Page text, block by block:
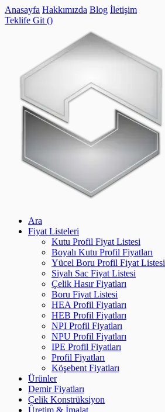
Anasayfa Hakkımızda Blog İletişim
Teklife Git ()
Ara
Fiyat Listeleri
Kutu Profil Fiyat Listesi
Boyalı Kutu Profil Fiyatları
Yücel Boru Profil Fiyat Listesi
Siyah Sac Fiyat Listesi
Çelik Hasır Fiyatları
Boru Fiyat Listesi
HEA Profil Fiyatları
HEB Profil Fiyatları
NPI Profil Fiyatları
NPU Profil Fiyatları
IPE Profil Fiyatları
Profil Fiyatları
Köşebent Fiyatları
Ürünler
Demir Fiyatları
Çelik Konstrüksiyon
Üretim & İmalat